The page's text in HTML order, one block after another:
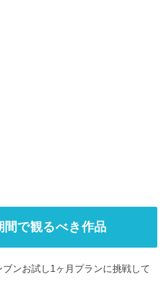
間で観るべき作品
ンお試し1ヶ月プランに挑戦して